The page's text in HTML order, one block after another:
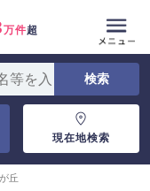
万件超
現在地検索
丘